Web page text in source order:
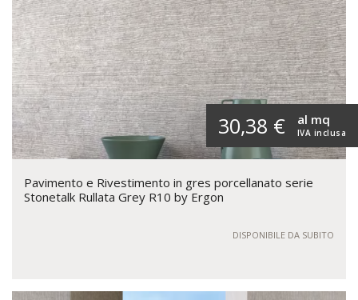
30,38 € IVA inclusa
al mq
Pavimento e Rivestimento in gres porcellanato serie
Stonetalk Rullata Grey R10 by Ergon
DISPONIBILE DA SUBITO